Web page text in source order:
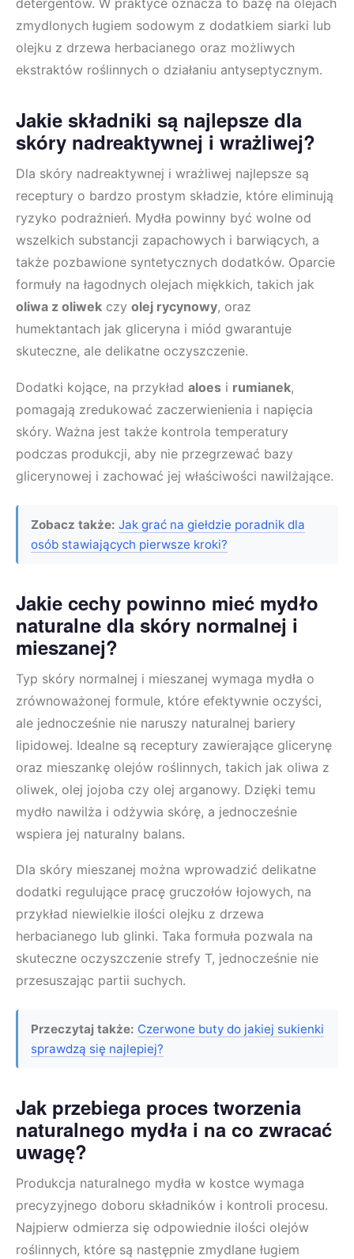
detergentów. W praktyce oznacza to bazę na olejach
zmydlonych ługiem sodowym z dodatkiem siarki lub
olejku z drzewa herbacianego oraz możliwych
ekstraktów roślinnych o działaniu antyseptycznym.
Jakie składniki są najlepsze dla
skóry nadreaktywnej i wrażliwej?
Dla skóry nadreaktywnej i wrażliwej najlepsze są
receptury o bardzo prostym składzie, które eliminują
ryzyko podrażnień. Mydła powinny być wolne od
wszelkich substancji zapachowych i barwiących, a
także pozbawione syntetycznych dodatków. Oparcie
formuły na łagodnych olejach miękkich, takich jak
oliwa z oliwek czy olej rycynowy, oraz
humektantach jak gliceryna i miód gwarantuje
skuteczne, ale delikatne oczyszczenie.
Dodatki kojące, na przykład aloes i rumianek,
pomagają zredukować zaczerwienienia i napięcia
skóry. Ważna jest także kontrola temperatury
podczas produkcji, aby nie przegrzewać bazy
glicerynowej i zachować jej właściwości nawilżające.
Zobacz także: Jak grać na giełdzie poradnik dla
osób stawiających pierwsze kroki?
Jakie cechy powinno mieć mydło
naturalne dla skóry normalnej i
mieszanej?
Typ skóry normalnej i mieszanej wymaga mydła o
zrównoważonej formule, które efektywnie oczyści,
ale jednocześnie nie naruszy naturalnej bariery
lipidowej. Idealne są receptury zawierające glicerynę
oraz mieszankę olejów roślinnych, takich jak oliwa z
oliwek, olej jojoba czy olej arganowy. Dzięki temu
mydło nawilża i odżywia skórę, a jednocześnie
wspiera jej naturalny balans.
Dla skóry mieszanej można wprowadzić delikatne
dodatki regulujące pracę gruczołów łojowych, na
przykład niewielkie ilości olejku z drzewa
herbacianego lub glinki. Taka formuła pozwala na
skuteczne oczyszczenie strefy T, jednocześnie nie
przesuszając partii suchych.
Przeczytaj także: Czerwone buty do jakiej sukienki
sprawdzą się najlepiej?
Jak przebiega proces tworzenia
naturalnego mydła i na co zwracać
uwagę?
Produkcja naturalnego mydła w kostce wymaga
precyzyjnego doboru składników i kontroli procesu.
Najpierw odmierza się odpowiednie ilości olejów
roślinnych, które są następnie zmydlane ługiem